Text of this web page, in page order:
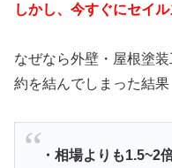
しかし、今すぐにセイ
なぜなら外壁・屋根塗
約を結んでしまった結果
・相場よりも1.5~2